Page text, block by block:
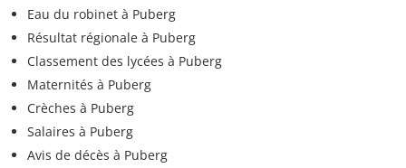
Eau du robinet à Puberg
Résultat régionale à Puberg
Classement des lycées à Puberg
Maternités à Puberg
Crèches à Puberg
Salaires à Puberg
Avis de décès à Puberg